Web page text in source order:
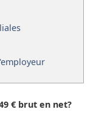
€ brut en net?